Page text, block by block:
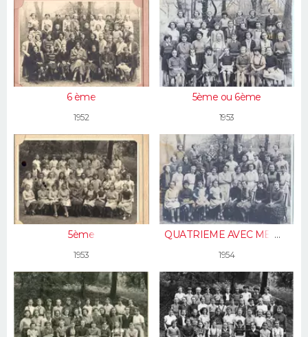
6 ème
1952
5ème ou 6ème
1953
5ème
1953
QUATRIEME AVEC MELLE
CHARBONNIER
1954